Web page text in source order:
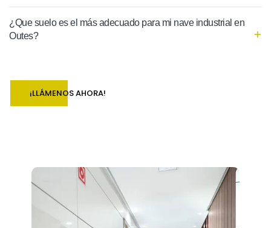
¿Que suelo es el más adecuado para mi nave industrial en
Outes?
¡LLÁMENOS AHORA!